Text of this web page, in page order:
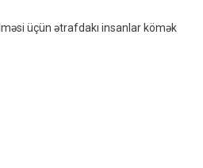
üçün ətrafdakı insanlar kömək